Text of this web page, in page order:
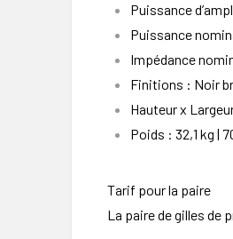
Puissance
Puissance
Impédance
Finitions : Noir
Hauteur x
Poids : 32,1 kg |
Tarif pour la paire
La paire de gilles de